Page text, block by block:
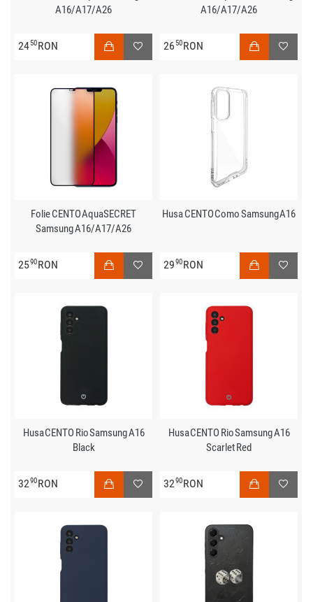
A16/A17/A26
2450RON
A16/A17/A26
26 50RON
Folie CENTO AquaSECRET
Samsung A16/A17/A26
2590RON
Husa CENTO Como Samsung A16
2990RON
Husa CENTO Rio Samsung A16
Black
3290RON
Husa CENTO Rio Samsung A16
Scarlet Red
3290RON